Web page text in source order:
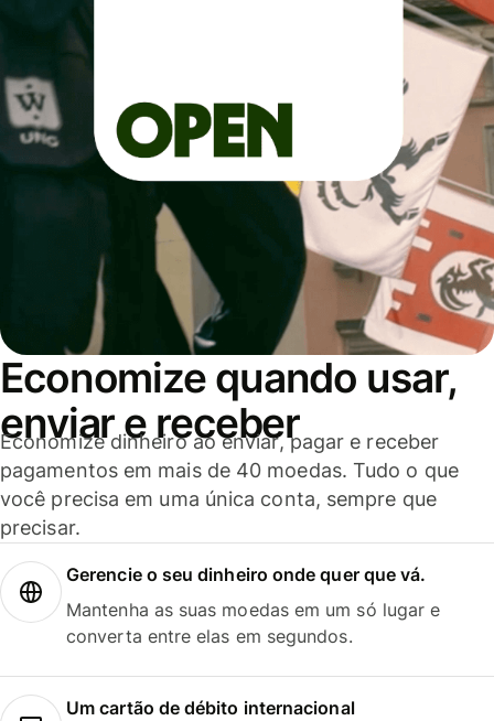
Economize quando usar,
enviar e receber
Economize dinheiro ao enviar, pagar e receber
pagamentos em mais de 40 moedas. Tudo o que
você precisa em uma única conta, sempre que
precisar.
Gerencie o seu dinheiro onde quer que vá.
Mantenha as suas moedas em um só lugar e
converta entre elas em segundos.
Um cartão de débito internacional